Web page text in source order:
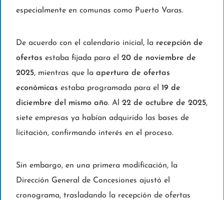
especialmente en comunas como Puerto Varas.
De acuerdo con el calendario inicial, la recepción de
ofertas estaba fijada para el 20 de noviembre de
2025, mientras que la apertura de ofertas
económicas estaba programada para el 19 de
diciembre del mismo año. Al 22 de octubre de 2025,
siete empresas ya habían adquirido las bases de
licitación, confirmando interés en el proceso.
Sin embargo, en una primera modificación, la
Dirección General de Concesiones ajustó el
cronograma, trasladando la recepción de ofertas